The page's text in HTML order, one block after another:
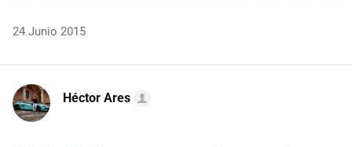
24 Junio 2015
Héctor Ares